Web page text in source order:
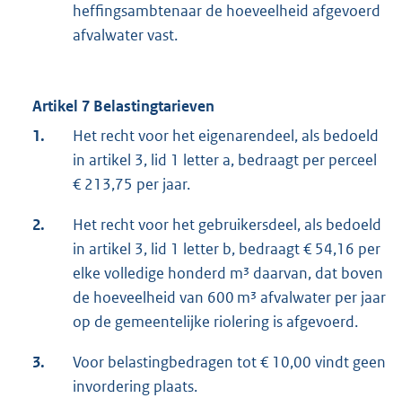
heffingsambtenaar de hoeveelheid afgevoerd
afvalwater vast.
Artikel 7 Belastingtarieven
1.
Het recht voor het eigenarendeel, als bedoeld
in artikel 3, lid 1 letter a, bedraagt per perceel
€ 213,75 per jaar.
2.
Het recht voor het gebruikersdeel, als bedoeld
in artikel 3, lid 1 letter b, bedraagt € 54,16 per
elke volledige honderd m³ daarvan, dat boven
de hoeveelheid van 600 m³ afvalwater per jaar
op de gemeentelijke riolering is afgevoerd.
3.
Voor belastingbedragen tot € 10,00 vindt geen
invordering plaats.